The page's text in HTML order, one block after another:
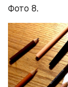
Фото 8.